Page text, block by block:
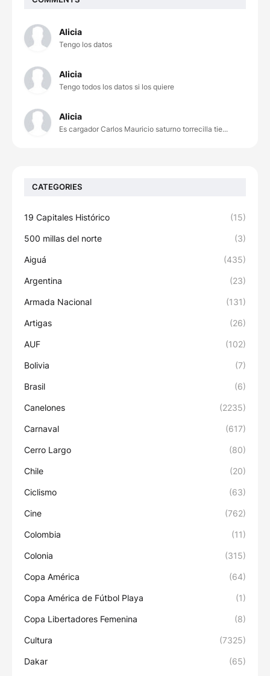
Alicia
Tengo los datos
Alicia
Tengo todos los datos si los quiere
Alicia
Es cargador Carlos Mauricio saturno torrecilla tie...
CATEGORIES
19 Capitales Histórico (15)
500 millas del norte (3)
Aiguá (435)
Argentina (23)
Armada Nacional (131)
Artigas (26)
AUF (102)
Bolivia (7)
Brasil (6)
Canelones (2235)
Carnaval (617)
Cerro Largo (80)
Chile (20)
Ciclismo (63)
Cine (762)
Colombia (11)
Colonia (315)
Copa América (64)
Copa América de Fútbol Playa (1)
Copa Libertadores Femenina (8)
Cultura (7325)
Dakar (65)